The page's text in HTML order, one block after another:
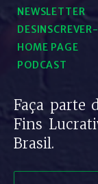
NEWSLETTER
HOME PAGE
PODCAST
Faça parte
Fins
Brasil.